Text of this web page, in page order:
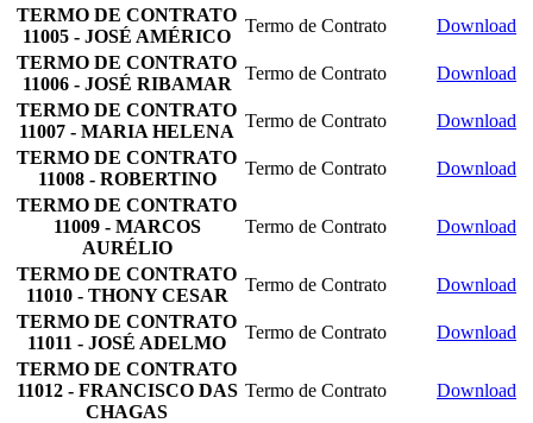
TERMO DE CONTRATO
11005 - JOSÉ AMÉRICO
Termo de Contrato
Download
TERMO DE CONTRATO
11006 - JOSÉ RIBAMAR
Termo de Contrato
Download
TERMO DE CONTRATO
11007 - MARIA HELENA
Termo de Contrato
Download
TERMO DE CONTRATO
11008 - ROBERTINO
Termo de Contrato
Download
TERMO DE CONTRATO
11009 - MARCOS
AURÉLIO
Termo de Contrato Download
TERMO DE CONTRATO
11010 - THONY CESAR
Termo de Contrato
Download
TERMO DE CONTRATO
11011 - JOSÉ ADELMO
Termo de Contrato
Download
TERMO DE CONTRATO
11012 - FRANCISCO DAS
CHAGAS
Termo de Contrato Download